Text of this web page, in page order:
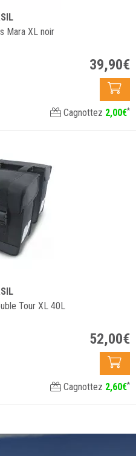
Mara XL noir
39,90€
Cagnottez 2,00€*
Tour XL 40L
52,00€
Cagnottez 2,60€*